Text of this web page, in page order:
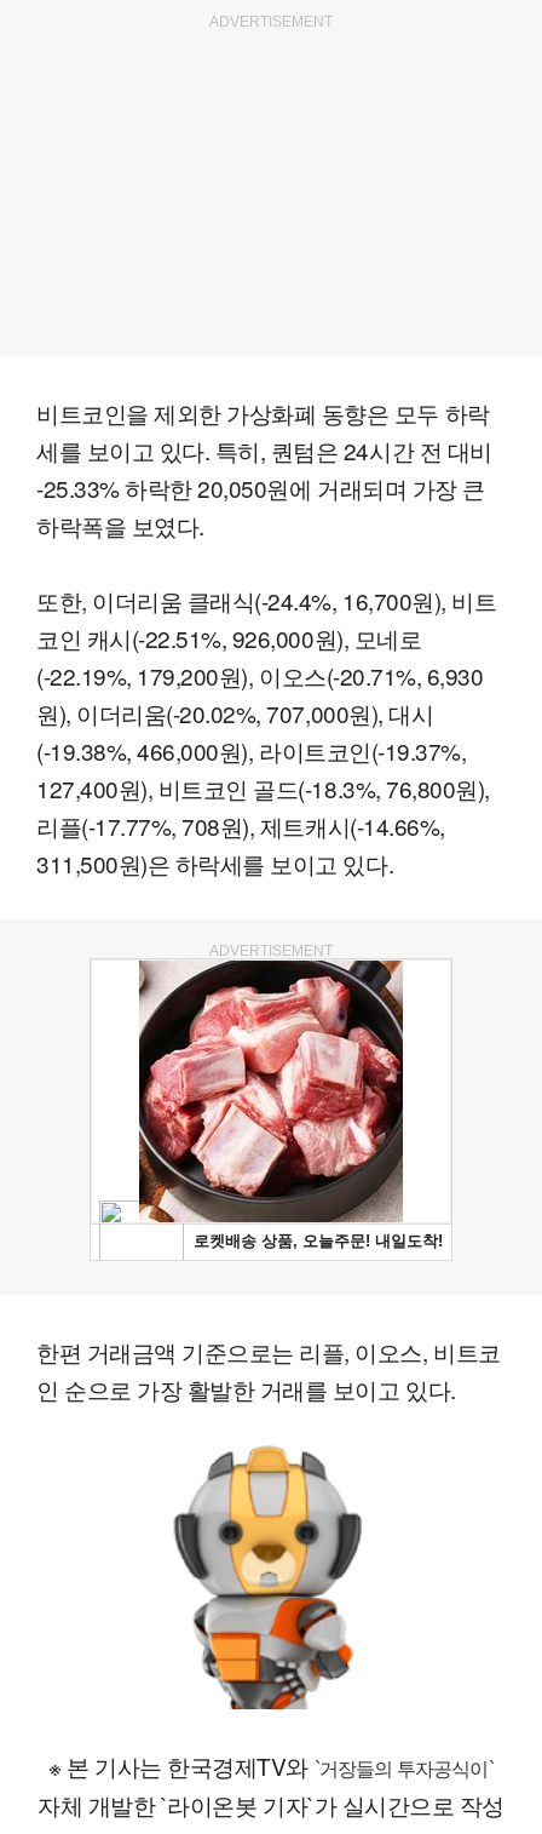
ADVERTISEMENT
비트코인을 제외한 가상화폐 동향은 모두 하락
세를 보이고 있다. 특히, 퀀텀은 24시간 전 대비
-25.33% 하락한 20,050원에 거래되며 가장 큰
하락폭을 보였다.
또한, 이더리움 클래식(-24.4%, 16,700원), 비트
코인 캐시(-22.51%, 926,000원), 모네로
(-22.19%, 179,200원), 이오스(-20.71%, 6,930
원), 이더리움(-20.02%, 707,000원), 대시
(-19.38%, 466,000원), 라이트코인(-19.37%,
127,400원), 비트코인 골드(-18.3%, 76,800원),
리플(-17.77%, 708원), 제트캐시(-14.66%,
311,500원)은 하락세를 보이고 있다.
ADVERTISEMENT
한편 거래금액 기준으로는 리플, 이오스, 비트코
인 순으로 가장 활발한 거래를 보이고 있다.
※ 본 기사는 한국경제TV와 `거장들의 투자공식이`
자체 개발한 `라이온봇 기자`가 실시간으로 작성